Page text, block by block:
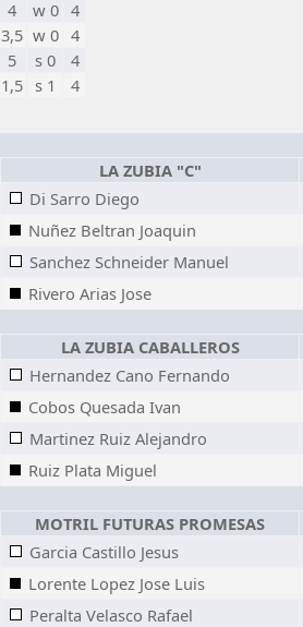
4 w 0 4
3,5 w 0 4
5 s 0
4
1,5 s 1 4
LA ZUBIA "C"
Di Sarro Diego
Nuñez Beltran Joaquin
Sanchez Schneider Manuel
Rivero Arias Jose
LA ZUBIA CABALLEROS
Hernandez Cano Fernando
Cobos Quesada Ivan
Martinez Ruiz Alejandro
Ruiz Plata Miguel
MOTRIL FUTURAS PROMESAS
Garcia Castillo Jesus
Lorente Lopez Jose Luis
Peralta Velasco Rafael